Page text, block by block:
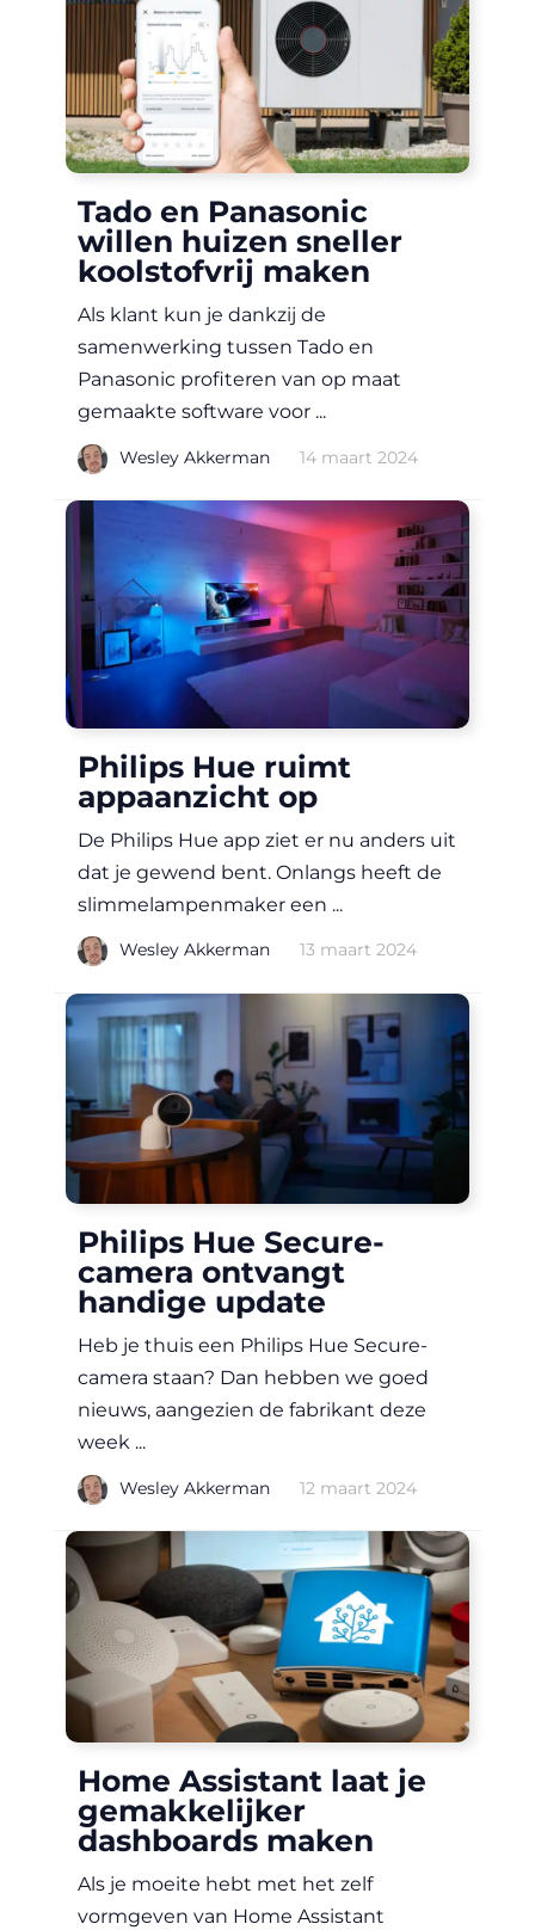
Tado en Panasonic
willen huizen sneller
koolstofvrij maken
Als klant kun je dankzij de
samenwerking tussen Tado en
Panasonic profiteren van op maat
gemaakte software voor ...
Wesley Akkerman 14 maart 2024
Philips Hue ruimt
appaanzicht op
De Philips Hue app ziet er nu anders uit
dat je gewend bent. Onlangs heeft de
slimmelampenmaker een ...
Wesley Akkerman 13 maart 2024
Philips Hue Secure-
camera ontvangt
handige update
Heb je thuis een Philips Hue Secure-
camera staan? Dan hebben we goed
nieuws, aangezien de fabrikant deze
week ...
Wesley Akkerman 12 maart 2024
Home Assistant laat je
gemakkelijker
dashboards maken
Als je moeite hebt met het zelf
vormgeven van Home Assistant